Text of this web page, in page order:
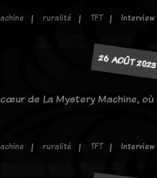
ruralité TFT Interview
26 AOÛT 2023
de La Mystery Machine, où
ruralité TFT Interview